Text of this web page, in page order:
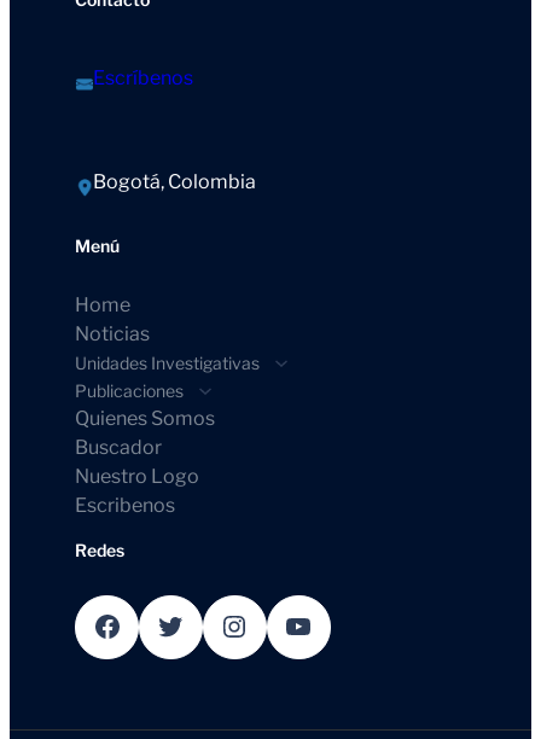
Escríbenos
Bogotá, Colombia
Menú
Home
Noticias
Unidades Investigativas
Publicaciones
Quienes Somos
Buscador
Nuestro Logo
Escribenos
Redes
Facebook Twitter Instagram YouTube